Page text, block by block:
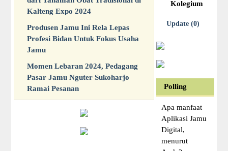
Kalteng Expo 2024
Produsen Jamu Ini Rela Lepas
Profesi Bidan Untuk Fokus Usaha
Jamu
Momen Lebaran 2024, Pedagang
Pasar Jamu Nguter Sukoharjo
Ramai Pesanan
Kolegium
Update (0)
Polling
Apa manfaat
Aplikasi Jamu
Digital,
menurut